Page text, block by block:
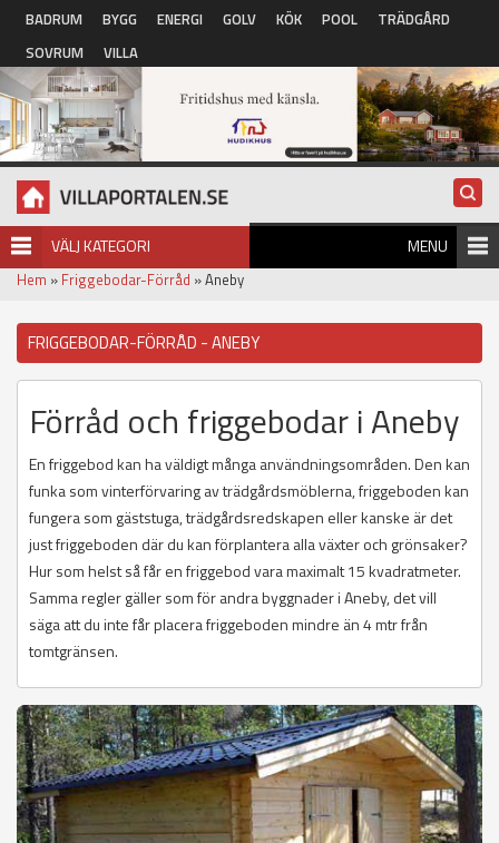
Hoppa till huvudinnehåll
BADRUM BYGG ENERGI GOLV KÖK POOL
TRÄDGÅRD
SOVRUM
VILLA
VÄLJ KATEGORI MENU
Hem » Friggebodar-Förråd » Aneby
FRIGGEBODAR-FÖRRÅD - ANEBY
Förråd och friggebodar i Aneby
En friggebod kan ha väldigt många användningsområden. Den kan
funka som vinterförvaring av trädgårdsmöblerna, friggeboden kan
fungera som gäststuga, trädgårdsredskapen eller kanske är det
just friggeboden där du kan förplantera alla växter och grönsaker?
Hur som helst så får en friggebod vara maximalt 15 kvadratmeter.
Samma regler gäller som för andra byggnader i Aneby, det vill
säga att du inte får placera friggeboden mindre än 4 mtr från
tomtgränsen.